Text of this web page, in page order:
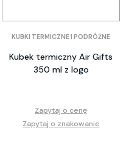
KUBKI TERMICZNE I PODRÓŻNE
Kubek termiczny Air Gifts
350 ml z logo
Zapytaj o cenę
Zapytaj o znakowanie